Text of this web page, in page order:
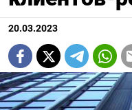
20.03.2023